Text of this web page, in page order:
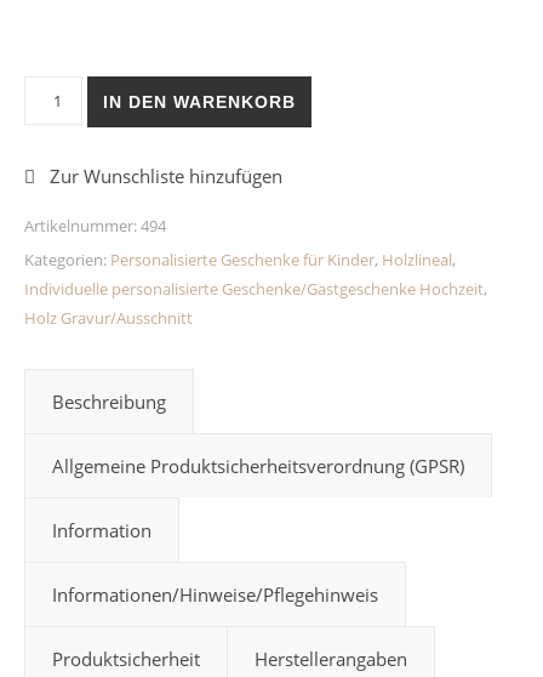
Personalisiertes Lineal Dino Gravur Holz Menge
IN DEN WARENKORB
Artikelnummer:494
Kategorien: Personalisierte Geschenke für Kinder, Holzlineal,
Individuelle personalisierte Geschenke/Gastgeschenke Hochzeit,
Holz Gravur/Ausschnitt
Beschreibung
Allgemeine Produktsicherheitsverordnung (GPSR)
Information
Informationen/Hinweise/Pflegehinweis
Produktsicherheit Herstellerangaben